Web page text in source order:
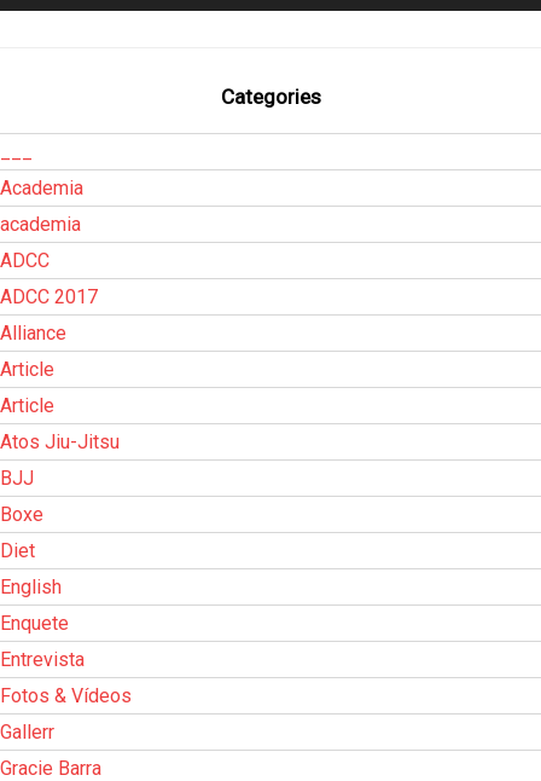
Categories
Academia
academia
ADCC
ADCC 2017
Alliance
Article
Article
Atos Jiu-Jitsu
BJJ
Boxe
Diet
English
Enquete
Entrevista
Fotos & Vídeos
Gallerr
Gracie Barra